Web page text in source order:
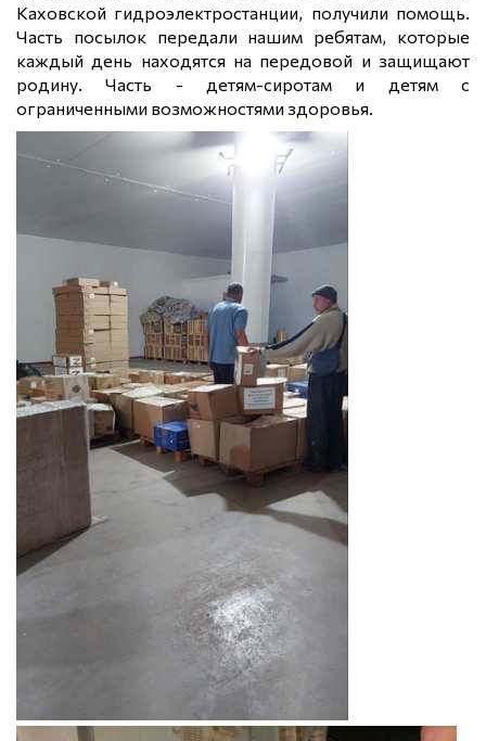
Каховской гидроэлектростанции, получили помощь.
Часть посылок передали нашим ребятам, которые
каждый день находятся на передовой и защищают
родину. Часть - детям-сиротам и детям с
ограниченными возможностями здоровья.